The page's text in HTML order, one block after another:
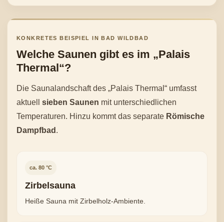
KONKRETES BEISPIEL IN BAD WILDBAD
Welche Saunen gibt es im „Palais
Thermal“?
Die Saunalandschaft des „Palais Thermal“ umfasst
aktuell sieben Saunen mit unterschiedlichen
Temperaturen. Hinzu kommt das separate Römische
Dampfbad .
ca. 80 °C
Zirbelsauna
Heiße Sauna mit Zirbelholz-Ambiente.